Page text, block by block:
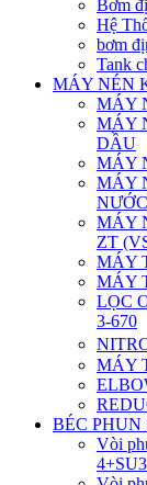
Bơm
Hệ
bơm
Tank
MÁY NÉN
MÁY
MÁY
DẦU
MÁY
MÁY
MÁY
ZT
MÁY
MÁY
LỌC
3-670
MÁY
BÉC PHUN
Vòi